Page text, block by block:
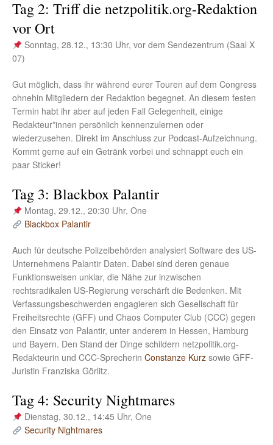
Tag 2: Triff die netzpolitik.org-Redaktion
vor Ort
Sonntag, 28.12., 13:30 Uhr, vor dem Sendezentrum (Saal X
07)
Gut möglich, dass ihr während eurer Touren auf dem Congress
ohnehin Mitgliedern der Redaktion begegnet. An diesem festen
Termin habt ihr aber auf jeden Fall Gelegenheit, einige
Redakteur*innen persönlich kennenzulernen oder
wiederzusehen. Direkt im Anschluss zur Podcast-Aufzeichnung.
Kommt gerne auf ein Getränk vorbei und schnappt euch ein
paar Sticker!
Tag 3: Blackbox Palantir
Montag, 29.12., 20:30 Uhr, One
Blackbox Palantir
Auch für deutsche Polizeibehörden analysiert Software des US-
Unternehmens Palantir Daten. Dabei sind deren genaue
Funktionsweisen unklar, die Nähe zur inzwischen
rechtsradikalen US-Regierung verschärft die Bedenken. Mit
Verfassungsbeschwerden engagieren sich Gesellschaft für
Freiheitsrechte (GFF) und Chaos Computer Club (CCC) gegen
den Einsatz von Palantir, unter anderem in Hessen, Hamburg
und Bayern. Den Stand der Dinge schildern netzpolitik.org-
Redakteurin und CCC-Sprecherin Constanze Kurz sowie GFF-
Juristin Franziska Görlitz.
Tag 4: Security Nightmares
Dienstag, 30.12., 14:45 Uhr, One
Security Nightmares